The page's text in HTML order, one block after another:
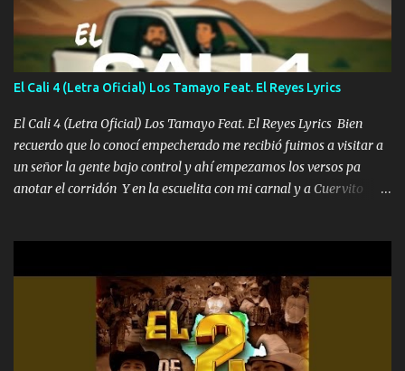
los lados aquel que no corre vuela no se me duerm voy chicoteado
Ya pasé varias hazañas ya tienen rato que me agarran el colmillo
de este León los estatales no sé esperaron Al tiro esta la PrimiZa
también la nueve que cargo al lado doy la mano al que su amigo y
al traicionero damos pa abajo Y No me paran aquí hay pa más
pues hay charola les voy a dar hasta topar pues no hay de otra...
El Cali 4 (Letra Oficial) Los Tamayo Feat. El Reyes Lyrics
El Cali 4 (Letra Oficial) Los Tamayo Feat. El Reyes Lyrics Bien
recuerdo que lo conocí empecherado me recibió fuimos a visitar a
un señor la gente bajo control y ahí empezamos los versos pa
anotar el corridón Y en la escuelita con mi carnal y a Cuervito
camisa es color Verde y peleam0s la Bandera por todita a la ciudad
con los drones patrullando la Frontera De Tijuana Bulevares
Bellas Artes me ve en las blancas ya hace falta mi APA FLACO
verde se le extraña pa que sepan Aquí Pura GENTE DE LA RANA 🐸
POR CLAVE ES EL CALI 4 EN LA CIUDAD TIJUANA Música Al